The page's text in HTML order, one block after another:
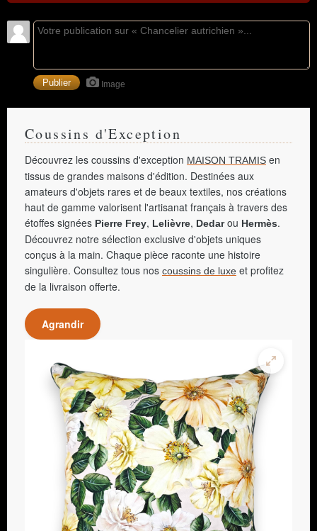
Image
Coussins d'Exception
Découvrez les coussins d'exception MAISON TRAMIS en
tissus de grandes maisons d'édition. Destinées aux
amateurs d'objets rares et de beaux textiles, nos créations
haut de gamme valorisent l'artisanat français à travers des
étoffes signées Pierre Frey, Lelièvre, Dedarou Hermès.
Découvrez notre sélection exclusive d'objets uniques
conçus à la main. Chaque pièce raconte une histoire
singulière. Consultez tous nos coussins de luxe et profitez
de la livraison offerte.
Agrandir